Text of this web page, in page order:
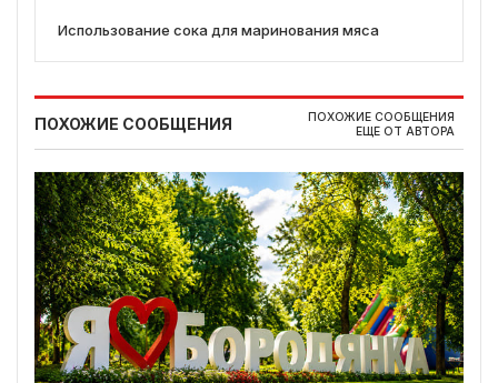
Использование сока для маринования мяса
ПОХОЖИЕ СООБЩЕНИЯ
ПОХОЖИЕ СООБЩЕНИЯ
ЕЩЕ ОТ АВТОРА